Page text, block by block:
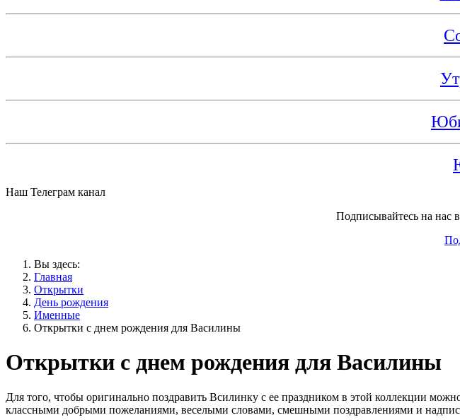
Наш Телеграм канал
Подписывайтесь на нас
Вы здесь:
Главная
Открытки
День рождения
Именные
Открытки с днем рождения для Василины
Открытки с днем рождения для Василины
Для того, чтобы оригинально поздравить Всилинку с ее праздником в этой коллекции
классными добрыми пожеланиями, веселыми словами, смешными поздравлениями и